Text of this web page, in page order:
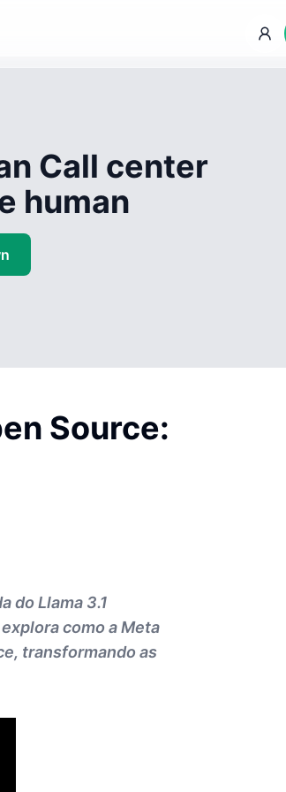
Call center
human
Source:
do Llama 3.1
como a Meta
transformando as